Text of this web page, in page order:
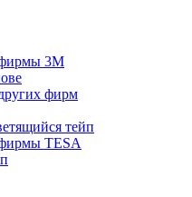
3M
фирм
тейп
TESA